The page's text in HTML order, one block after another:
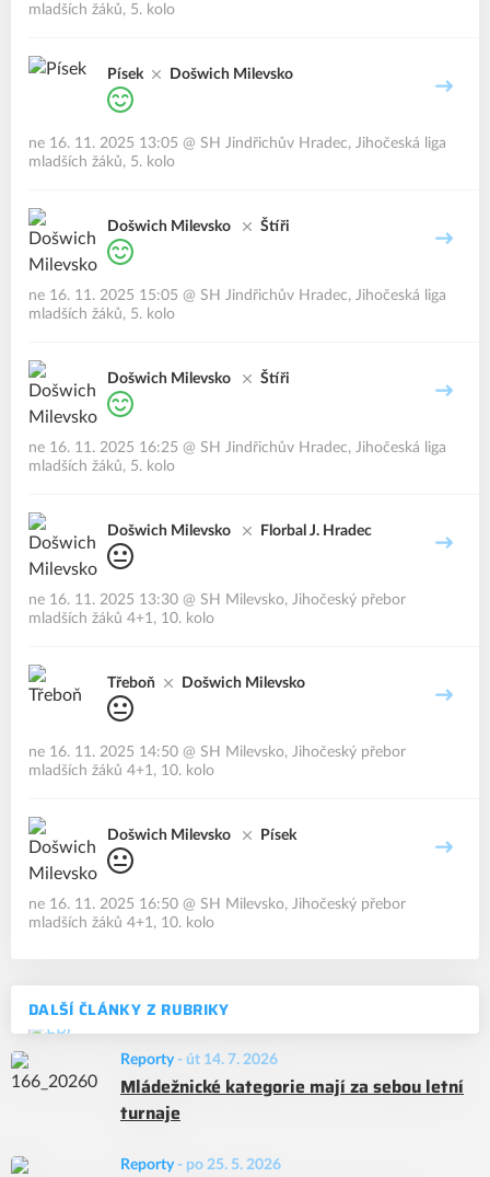
mladších žáků, 5. kolo
Písek Došwich Milevsko
ne 16. 11. 2025 13:05 @ SH Jindřichův Hradec, Jihočeská liga
mladších žáků, 5. kolo
Došwich Milevsko Štíři
ne 16. 11. 2025 15:05 @ SH Jindřichův Hradec, Jihočeská liga
mladších žáků, 5. kolo
Došwich Milevsko Štíři
ne 16. 11. 2025 16:25 @ SH Jindřichův Hradec, Jihočeská liga
mladších žáků, 5. kolo
Došwich Milevsko Florbal J. Hradec
ne 16. 11. 2025 13:30 @ SH Milevsko, Jihočeský přebor
mladších žáků 4+1, 10. kolo
Třeboň Došwich Milevsko
ne 16. 11. 2025 14:50 @ SH Milevsko, Jihočeský přebor
mladších žáků 4+1, 10. kolo
Došwich Milevsko Písek
ne 16. 11. 2025 16:50 @ SH Milevsko, Jihočeský přebor
mladších žáků 4+1, 10. kolo
DALŠÍ ČLÁNKY Z RUBRIKY
Reporty - út 14. 7. 2026
Mládežnické kategorie mají za sebou letní
turnaje
Reporty - po 25. 5. 2026